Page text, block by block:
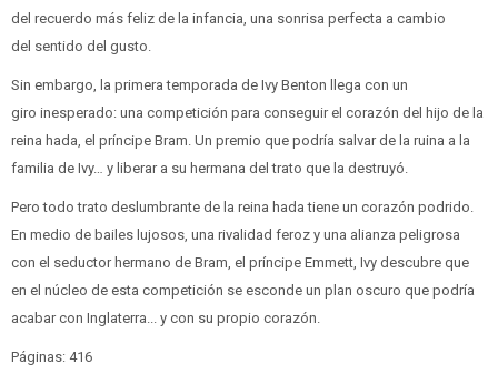
del recuerdo más feliz de la infancia, una sonrisa perfecta a cambio
del sentido del gusto.
Sin embargo, la primera temporada de Ivy Benton llega con un
giro inesperado: una competición para conseguir el corazón del hijo de la
reina hada, el príncipe Bram. Un premio que podría salvar de la ruina a la
familia de Ivy… y liberar a su hermana del trato que la destruyó.
Pero todo trato deslumbrante de la reina hada tiene un corazón podrido.
En medio de bailes lujosos, una rivalidad feroz y una alianza peligrosa
con el seductor hermano de Bram, el príncipe Emmett, Ivy descubre que
en el núcleo de esta competición se esconde un plan oscuro que podría
acabar con Inglaterra... y con su propio corazón.
Páginas: 416